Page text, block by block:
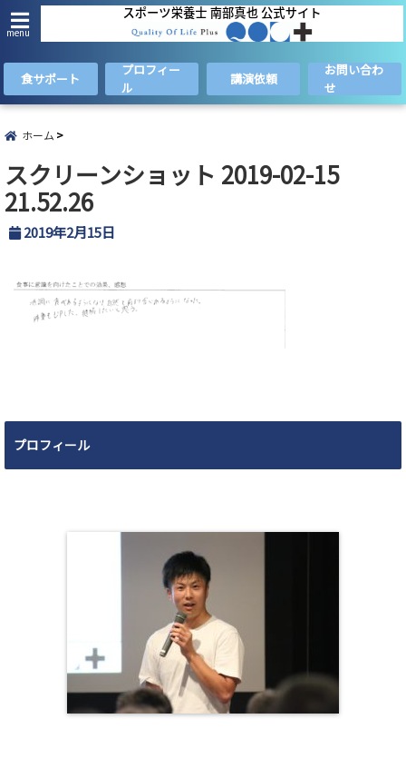
menu
食サポート
プロフィー
ル
講演依頼
お問い合わ
せ
ホーム
スクリーンショット 2019-02-15
21.52.26
2019年2月15日
プロフィール